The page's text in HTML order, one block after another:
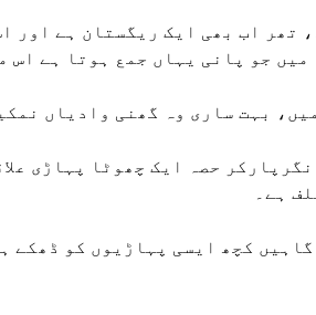
تھر اب بھی ایک ریگستان ہے اور
میں جو پانی یہاں جمع ہوتا ہے اس
بہت ساری وہ گھنی وادیاں
حصہ ایک چھوٹا پہاڑی
ہے۔
کچھ ایسی پہاڑیوں کو ڈھکے